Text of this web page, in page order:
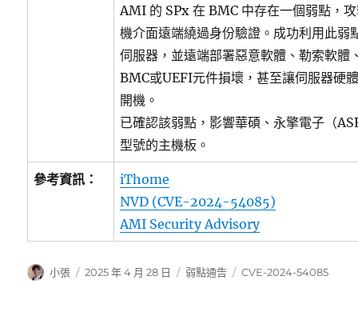
AMI 的 SPx 在 BMC 中存在一個弱點，
機介面遠端繞過身份驗證。成功利用此弱
伺服器，並遠端部署惡意軟體、勒索軟體
BMC或UEFI元件損壞，甚至讓伺服器硬
開機。
已確認該弱點，影響華碩、永擎電子（
型號的主機板。
參考資訊：
iThome
NVD (CVE-2024-54085)
AMI Security Advisory
作
小張
發
2025 年 4 月 28 日
分
弱點通告
標
CVE-2024-54085